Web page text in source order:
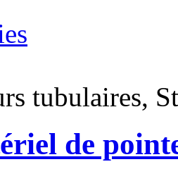
tubulaires,
de